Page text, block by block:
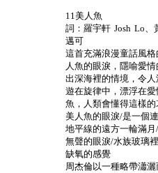
11美人魚
詞：羅宇軒 Josh Lo
邁可
這首充滿浪漫童話風
人魚的眼淚，隱喻愛
出深海裡的情境，令
遊在旋律中，漂浮在
魚，人類會懂得這樣
美人魚的眼淚/是一個
地平線的遠方一輪滿
無聲的眼淚/水族玻璃
缺氧的感覺
周杰倫以一種略帶瀟